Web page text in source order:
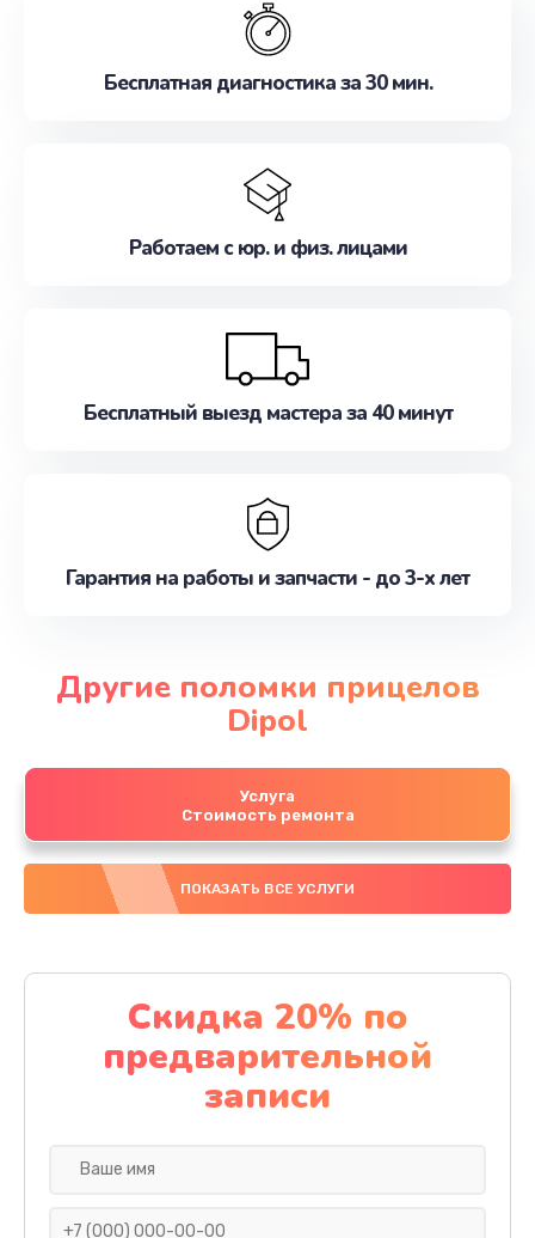
Бесплатная диагностика за 30 мин.
Работаем с юр. и физ. лицами
Бесплатный выезд мастера за 40 минут
Гарантия на работы и запчасти - до 3-х лет
Другие поломки прицелов
Dipol
Услуга
Стоимость ремонта
ПОКАЗАТЬ ВСЕ УСЛУГИ
Скидка 20% по
предварительной
записи